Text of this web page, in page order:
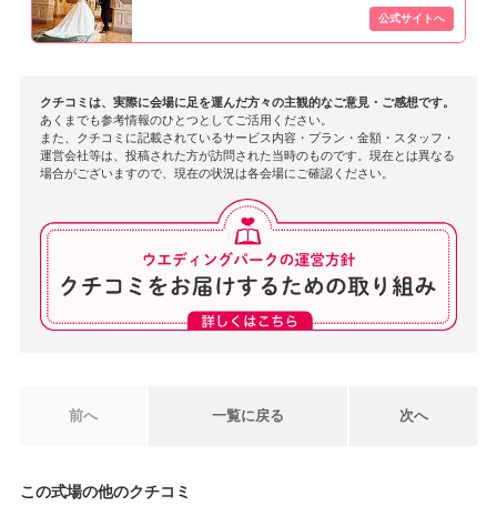
ずっと在り続けます。お2人の永遠の心のよりどころとなる
よう、いつでもまた遊びにきていただけますと幸いです。
クチコミは、実際に会場に足を運んだ方々の主観的なご意見・ご感想です。
あくまでも参考情報のひとつとしてご活用ください。
また、クチコミに記載されているサービス内容・プラン・金額・スタッフ・
運営会社等は、投稿された方が訪問された当時のものです。現在とは異なる
場合がございますので、現在の状況は各会場にご確認ください。
前へ 一覧に戻る 次へ
この式場の他のクチコミ